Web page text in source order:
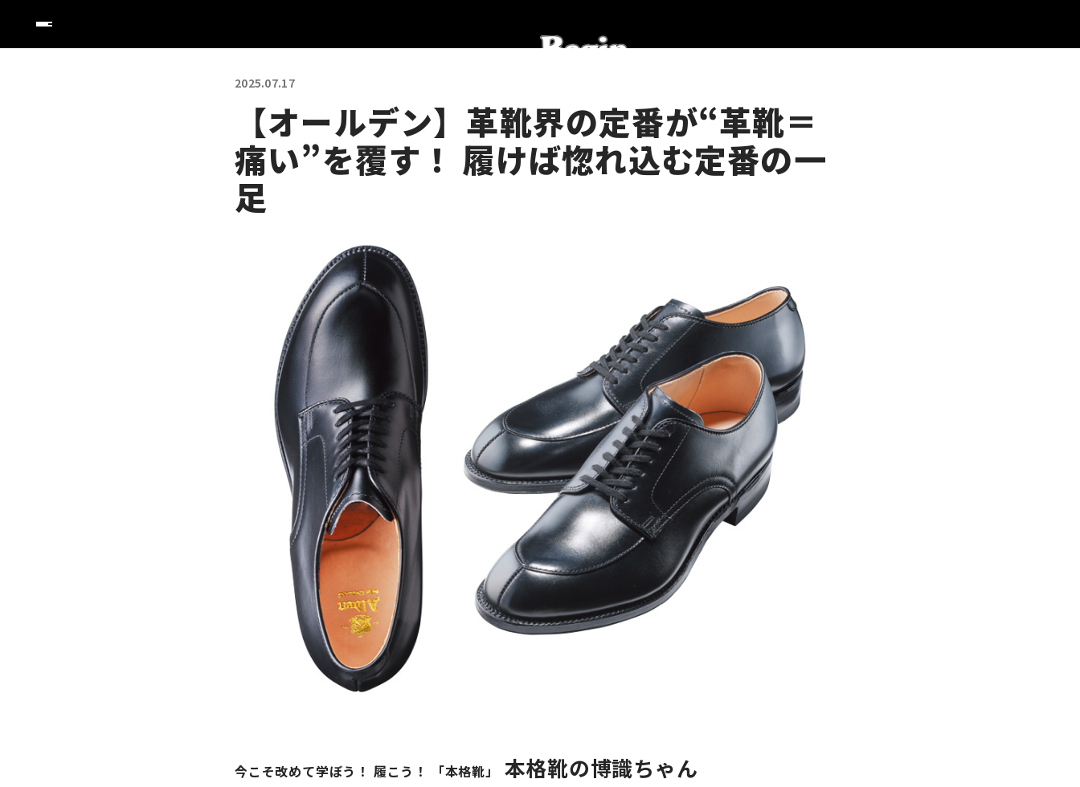
2025.07.17
【オールデン】革靴界の定番が“革靴＝
痛い”を覆す！ 履けば惚れ込む定番の一
足
今こそ改めて学ぼう！ 履こう！ 「本格靴」 本格靴の博識ちゃん